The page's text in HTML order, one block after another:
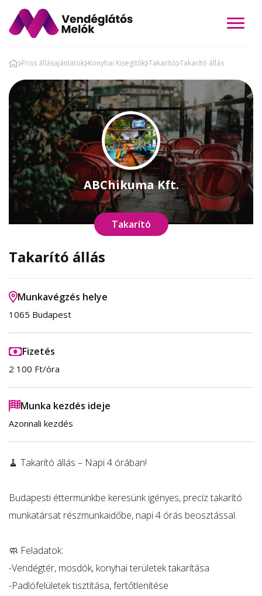
Friss állásajánlatok Konyhai Kisegítők Takarító Takarító állás
ABChikuma Kft.
Takarító
Takarító állás
Munkavégzés helye
1065 Budapest
Fizetés
2 100 Ft/óra
Munka kezdés ideje
Azonnali kezdés
🧹 Takarító állás – Napi 4 órában!
Budapesti éttermünkbe keresünk igényes, precíz takarító
munkatársat részmunkaidőbe, napi 4 órás beosztással.
🧼 Feladatok:
-Vendégtér, mosdók, konyhai területek takarítása
-Padlófelületek tisztítása, fertőtlenítése